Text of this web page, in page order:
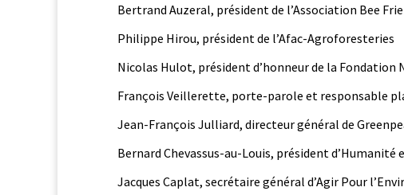
Bertrand Auzer­al, prési­dent de l’Association Bee
Philippe Hirou, prési­dent de l’Afac-Agroforesteries
Nico­las Hulot, prési­dent d’honneur de la
François Veillerette, porte-parole et respon­s­able
Jean-François Jul­liard, directeur général de
Bernard Chevas­sus-au-Louis, prési­dent d’Humanité
Jacques Caplat, secré­taire général d’A­gir Pour